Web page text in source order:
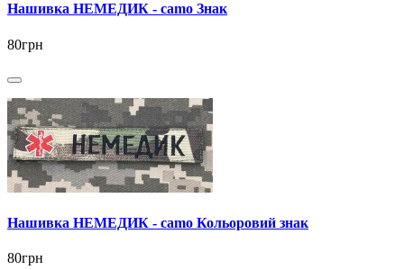
Нашивка НЕМЕДИК - camo Знак
80грн
Нашивка НЕМЕДИК - camo Кольоровий знак
80грн